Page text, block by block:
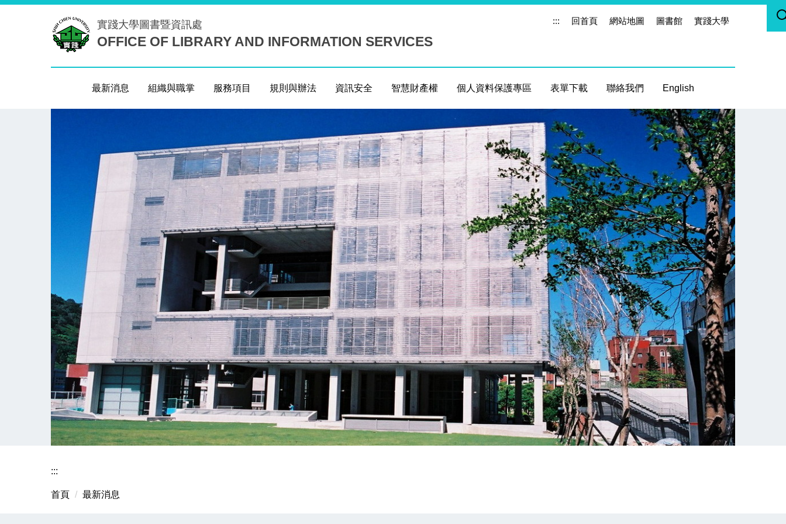
實踐大學 圖書暨資訊處
OFFICE OF LIBRARY AND INFORMATION SERVICES
::: 回首頁 網站地圖 圖書館 實踐大學
最新消息 組織與職掌 服務項目 規則與辦法 資訊安全 智慧財產權 個人資料保護專區 表單下載 聯絡我們 English
:::
首頁 最新消息